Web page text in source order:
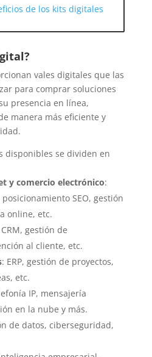
de los kits digitales
vales digitales que las
para comprar soluciones
presencia en línea,
manera más eficiente y
disponibles se dividen en
y comercio electrónico:
SEO, gestión
online, etc.
gestión de
al cliente, etc.
: ERP, gestión de proyectos,
etc.
IP, mensajería
en la nube y más.
de datos, ciberseguridad,